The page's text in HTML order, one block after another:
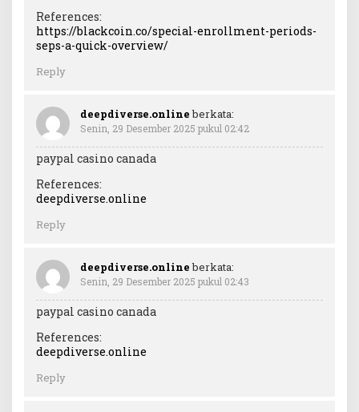
References:
https://blackcoin.co/special-enrollment-periods-
seps-a-quick-overview/
Reply
deepdiverse.online berkata:
Senin, 29 Desember 2025 pukul 02:42
paypal casino canada
References:
deepdiverse.online
Reply
deepdiverse.online berkata:
Senin, 29 Desember 2025 pukul 02:43
paypal casino canada
References:
deepdiverse.online
Reply